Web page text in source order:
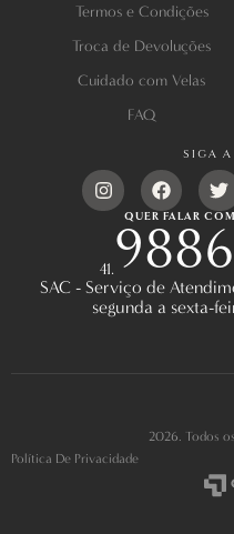
Termos e Condições
Troca de Devoluções
Cuidado com Velas
FAQ
QUER FALAR
41.
SAC - Serviço de
segunda a sexta-
SIGA
2026. Todos
Política De Privacidade